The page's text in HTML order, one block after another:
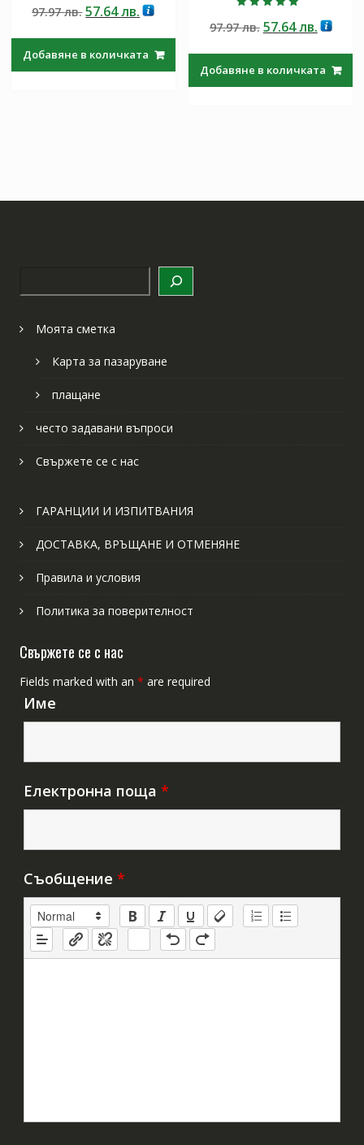
5.00
от 5
97.97лв.Original
97.97 лв..
57.64лв.Текущата
57.64 лв..
Добавяне в количката
5.00
от 5
97.97лв. Original
97.97 лв..
57.64лв.
57.64
Добавяне в количката
Моята сметка
Карта за пазаруване
плащане
често задавани въпроси
Свържете се с нас
ГАРАНЦИИ И ИЗПИТВАНИЯ
ДОСТАВКА, ВРЪЩАНЕ И ОТМЕНЯНЕ
Правила и условия
Политика за поверителност
Свържете се с нас
Fields marked with an * are required
Име
Електронна поща *
Съобщение *